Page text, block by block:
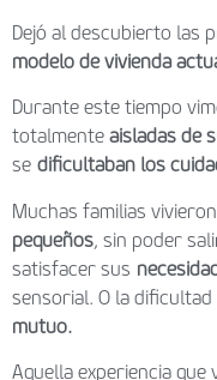
Dejó al descubierto las
modelo de vivienda
Durante este tiempo
totalmente aisladas de
se dificultaban los
Muchas familias
pequeños, sin poder
satisfacer sus
sensorial. O la
mutuo.
Aquella experiencia